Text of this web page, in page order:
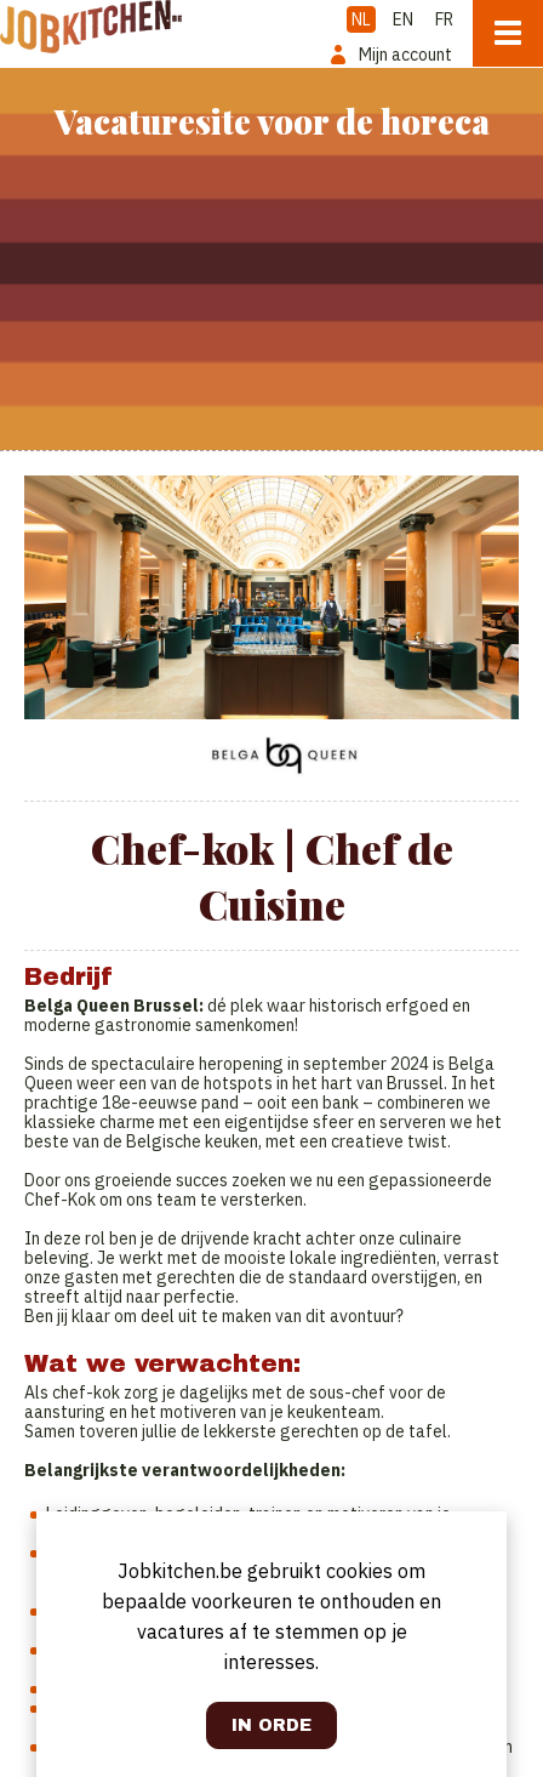
NL EN
FR
Mijn account
Vacaturesite voor de horeca
Chef-kok | Chef de
Cuisine
Bedrijf
Belga Queen Brussel:dé plek waar historisch erfgoed en
moderne gastronomie samenkomen!
Sinds de spectaculaire heropening in september 2024 is Belga
Queen weer een van de hotspots in het hart van Brussel. In het
prachtige 18e-eeuwse pand – ooit een bank – combineren we
klassieke charme met een eigentijdse sfeer en serveren we het
beste van de Belgische keuken, met een creatieve twist.
Door ons groeiende succes zoeken we nu een gepassioneerde
Chef-Kok om ons team te versterken.
In deze rol ben je de drijvende kracht achter onze culinaire
beleving. Je werkt met de mooiste lokale ingrediënten, verrast
onze gasten met gerechten die de standaard overstijgen, en
streeft altijd naar perfectie.
Ben jij klaar om deel uit te maken van dit avontuur?
Wat we verwachten:
Als chef-kok zorg je dagelijks met de sous-chef voor de
aansturing en het motiveren van je keukenteam.
Samen toveren jullie de lekkerste gerechten op de tafel.
Belangrijkste verantwoordelijkheden:
Leidinggeven, begeleiden, trainen en motiveren van je
creëren van seizoensgebonden menu- en drankenkaarten die
passen bij ons culinair aanbod.
Zorgen voor goede communicatie met en samenwerking
tussen zaal en keuken.
Opvolgen en bijsturen van de productiviteit en
Beheren van de dagelijkse keukenactiviteiten, inclusief
inkoopen voorraadbeheer.
Innovatief zijn en nieuwe gerechten en presentatietechnieken
Jobkitchen.be gebruikt cookies om
bepaalde voorkeuren te onthouden en
vacatures af te stemmen op je
interesses.